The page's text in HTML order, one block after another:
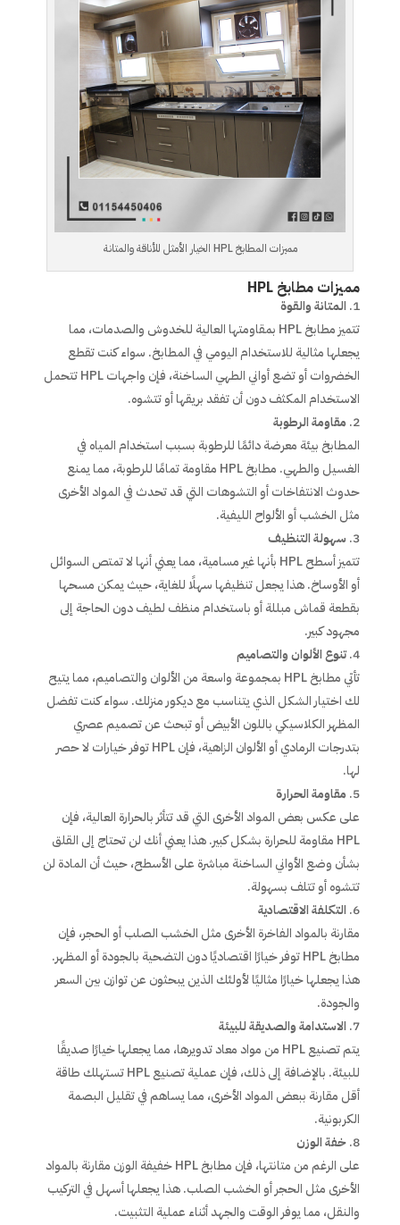
مميزات المطابخ HPL الخيار الأمثل للأناقة والمتانة
مميزات مطابخ HPL
المتانة والقوة
تتميز مطابخ HPL بمقاومتها العالية للخدوش والصدمات، مما
يجعلها مثالية للاستخدام اليومي في المطابخ. سواء كنت تقطع
الخضروات أو تضع أواني الطهي الساخنة، فإن واجهات HPL تتحمل
الاستخدام المكثف دون أن تفقد بريقها أو تتشوه.
مقاومة الرطوبة
المطابخ بيئة معرضة دائمًا للرطوبة بسبب استخدام المياه في
الغسيل والطهي. مطابخ HPL مقاومة تمامًا للرطوبة، مما يمنع
حدوث الانتفاخات أو التشوهات التي قد تحدث في المواد الأخرى
مثل الخشب أو الألواح الليفية.
سهولة التنظيف
تتميز أسطح HPL بأنها غير مسامية، مما يعني أنها لا تمتص السوائل
أو الأوساخ. هذا يجعل تنظيفها سهلًا للغاية، حيث يمكن مسحها
بقطعة قماش مبللة أو باستخدام منظف لطيف دون الحاجة إلى
مجهود كبير.
تنوع الألوان والتصاميم
تأتي مطابخ HPL بمجموعة واسعة من الألوان والتصاميم، مما يتيح
لك اختيار الشكل الذي يتناسب مع ديكور منزلك. سواء كنت تفضل
المظهر الكلاسيكي باللون الأبيض أو تبحث عن تصميم عصري
بتدرجات الرمادي أو الألوان الزاهية، فإن HPL توفر خيارات لا حصر
لها.
مقاومة الحرارة
على عكس بعض المواد الأخرى التي قد تتأثر بالحرارة العالية، فإن
HPL مقاومة للحرارة بشكل كبير. هذا يعني أنك لن تحتاج إلى القلق
بشأن وضع الأواني الساخنة مباشرة على الأسطح، حيث أن المادة لن
تتشوه أو تتلف بسهولة.
التكلفة الاقتصادية
مقارنة بالمواد الفاخرة الأخرى مثل الخشب الصلب أو الحجر، فإن
مطابخ HPL توفر خيارًا اقتصاديًا دون التضحية بالجودة أو المظهر.
هذا يجعلها خيارًا مثاليًا لأولئك الذين يبحثون عن توازن بين السعر
والجودة.
الاستدامة والصديقة للبيئة
يتم تصنيع HPL من مواد معاد تدويرها، مما يجعلها خيارًا صديقًا
للبيئة. بالإضافة إلى ذلك، فإن عملية تصنيع HPL تستهلك طاقة
أقل مقارنة ببعض المواد الأخرى، مما يساهم في تقليل البصمة
الكربونية.
خفة الوزن
على الرغم من متانتها، فإن مطابخ HPL خفيفة الوزن مقارنة بالمواد
الأخرى مثل الحجر أو الخشب الصلب. هذا يجعلها أسهل في التركيب
والنقل، مما يوفر الوقت والجهد أثناء عملية التثبيت.